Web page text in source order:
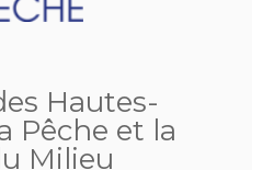
Hautes-
Pêche et la
Milieu